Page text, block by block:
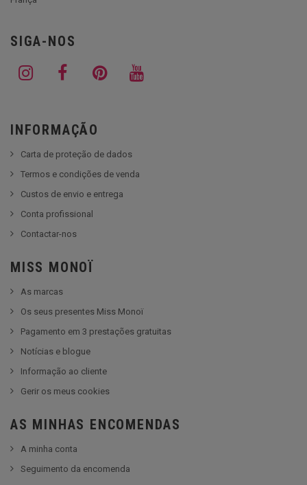
SIGA-NOS
INFORMAÇÃO
Carta de proteção de dados
Termos e condições de venda
Custos de envio e entrega
Conta profissional
Contactar-nos
MISS MONOÏ
As marcas
Os seus presentes Miss Monoï
Pagamento em 3 prestações gratuitas
Notícias e blogue
Informação ao cliente
Gerir os meus cookies
AS MINHAS ENCOMENDAS
A minha conta
Seguimento da encomenda